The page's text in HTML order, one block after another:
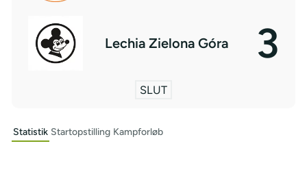
Lechia Zielona Góra 3
SLUT
Statistik Startopstilling Kampforløb